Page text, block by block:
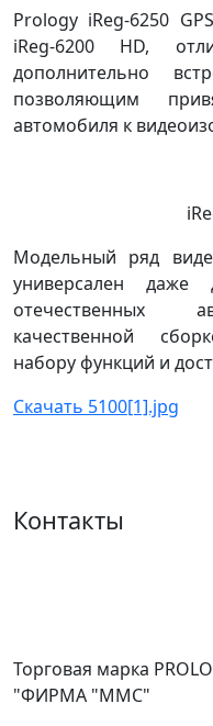
Prology iReg-6250
iReg-6200 HD,
дополнительно
позволяющим
автомобиля к
Модельный ряд
универсален даже
отечественных
качественной
набору функций и
Скачать 5100[1].jpg
Контакты
Торговая марка
"ФИРМА "ММС"